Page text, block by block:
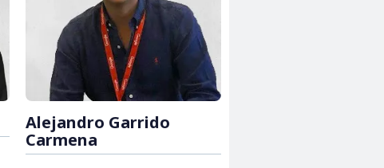
Alejandro Garrido
Carmena